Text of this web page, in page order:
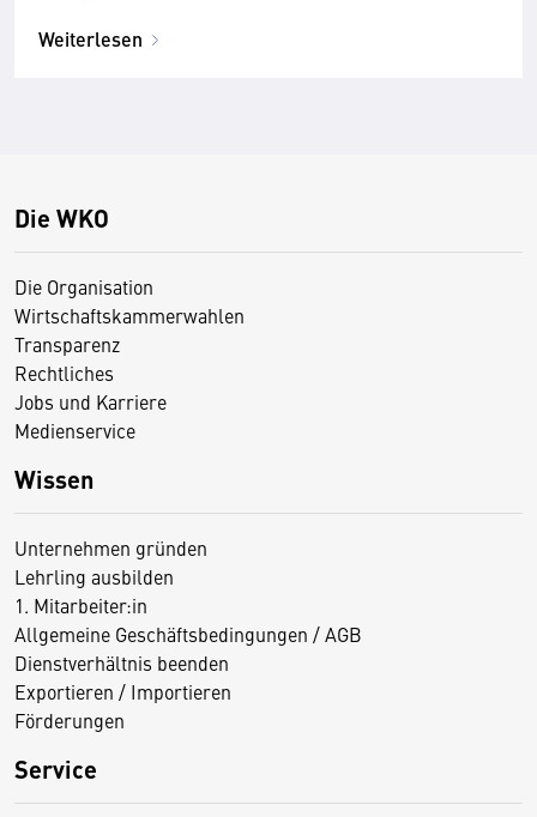
Weiterlesen
Die WKO
Die Organisation
Wirtschaftskammerwahlen
Transparenz
Rechtliches
Jobs und Karriere
Medienservice
Wissen
Unternehmen gründen
Lehrling ausbilden
1. Mitarbeiter:in
Allgemeine Geschäftsbedingungen / AGB
Dienstverhältnis beenden
Exportieren / Importieren
Förderungen
Service